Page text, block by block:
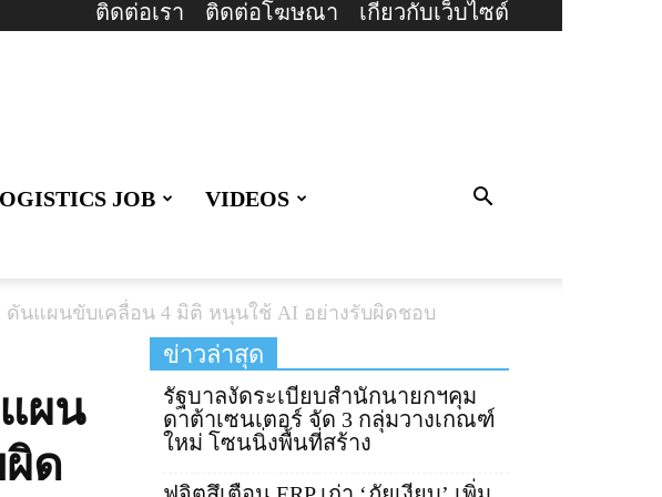
ติดต่อเรา ติดต่อโฆษณา เกี่ยวกับเว็บไซต์
JOB VIDEOS
ดันแผนขับเคลื่อน 4 มิติ หนุนใช้ AI อย่างรับผิดชอบ
ผน
ด
ข่าวล่าสุด
รัฐบาลงัดระเบียบสำนักนายกฯคุม
ดาต้าเซนเตอร์ จัด 3 กลุ่มวางเกณฑ์
ใหม่ โซนนิ่งพื้นที่สร้าง